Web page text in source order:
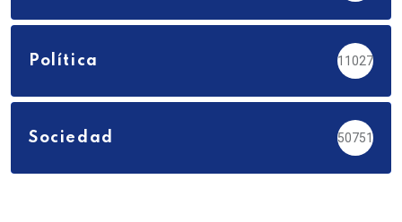
Política 11027
Sociedad 50751